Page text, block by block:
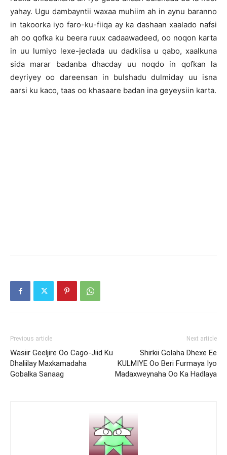
yahay. Ugu dambayntii waxaa muhiim ah in aynu baranno
in takoorka iyo faro-ku-fiiqa ay ka dashaan xaalado nafsi
ah oo qofka ku beera ruux cadaawadeed, oo noqon karta
in uu lumiyo lexe-jeclada uu dadkiisa u qabo, xaalkuna
sida marar badanba dhacday uu noqdo in qofkan la
deyriyey oo dareensan in bulshadu dulmiday uu isna
aarsi ku kaco, taas oo khasaare badan ina geyeysiin karta.
Previous article
Wasiir Geeljire Oo Cago-Jiid Ku
Dhaliilay Maxkamadaha
Gobalka Sanaag
Next article
Shirkii Golaha Dhexe Ee
KULMIYE Oo Beri Furmaya Iyo
Madaxweynaha Oo Ka Hadlaya